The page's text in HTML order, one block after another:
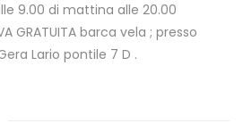
9.00 di mattina alle 20.00
GRATUITA barca vela ; presso
Lario pontile 7 D .